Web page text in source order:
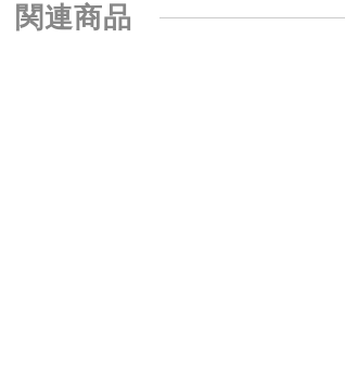
関連商品